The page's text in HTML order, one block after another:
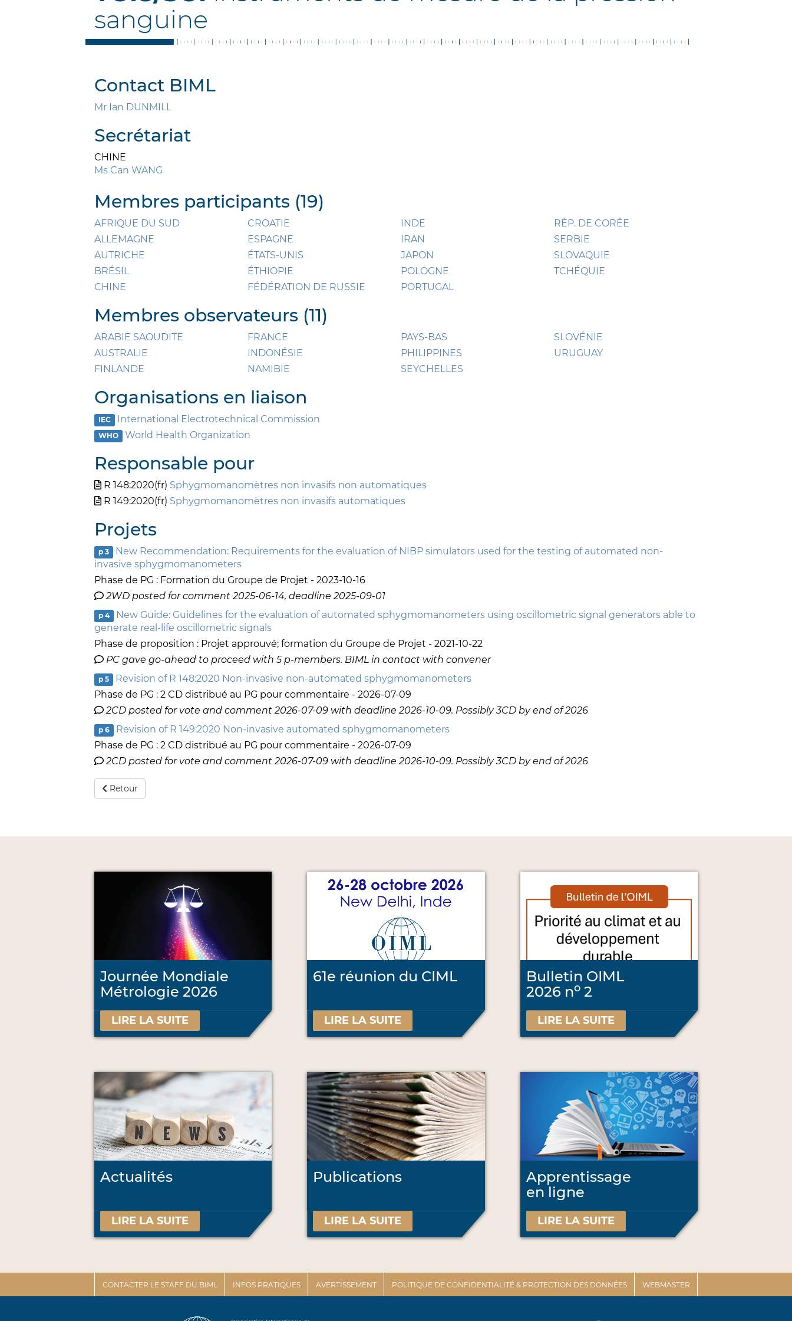
sanguine
Contact BIML
Mr Ian DUNMILL
Secrétariat
CHINE
Ms Can WANG
Membres participants (19)
AFRIQUE DU SUD
ALLEMAGNE
AUTRICHE
BRÉSIL
CHINE
CROATIE
ESPAGNE
ÉTATS-UNIS
ÉTHIOPIE
FÉDÉRATION DE RUSSIE
INDE
IRAN
JAPON
POLOGNE
PORTUGAL
RÉP. DE CORÉE
SERBIE
SLOVAQUIE
TCHÉQUIE
Membres observateurs (11)
ARABIE SAOUDITE
AUSTRALIE
FINLANDE
FRANCE
INDONÉSIE
NAMIBIE
PAYS-BAS
PHILIPPINES
SEYCHELLES
SLOVÉNIE
URUGUAY
Organisations en liaison
IEC International Electrotechnical Commission
WHO World Health Organization
Responsable pour
R 148:2020(fr) Sphygmomanomètres non invasifs non automatiques
R 149:2020(fr) Sphygmomanomètres non invasifs automatiques
Projets
p 3
New Recommendation: Requirements for the evaluation of NIBP simulators used for the testing of automated non-
invasive sphygmomanometers
Phase de PG : Formation du Groupe de Projet - 2023-10-16
2WD posted for comment 2025-06-14, deadline 2025-09-01
p 4
New Guide: Guidelines for the evaluation of automated sphygmomanometers using oscillometric signal generators able to
generate real-life oscillometric signals
Phase de proposition : Projet approuvé; formation du Groupe de Projet - 2021-10-22
PC gave go-ahead to proceed with 5 p-members. BIML in contact with convener
p 5
Revision of R 148:2020 Non-invasive non-automated sphygmomanometers
Phase de PG : 2 CD distribué au PG pour commentaire - 2026-07-09
2CD posted for vote and comment 2026-07-09 with deadline 2026-10-09. Possibly 3CD by end of 2026
p 6
Revision of R 149:2020 Non-invasive automated sphygmomanometers
Phase de PG : 2 CD distribué au PG pour commentaire - 2026-07-09
2CD posted for vote and comment 2026-07-09 with deadline 2026-10-09. Possibly 3CD by end of 2026
Retour
Journée Mondiale
Métrologie 2026
LIRE LA SUITE
61e réunion du CIML
LIRE LA SUITE
Bulletin OIML
2026 no2
LIRE LA SUITE
Actualités
LIRE LA SUITE
Publications
LIRE LA SUITE
Apprentissage
en ligne
LIRE LA SUITE
CONTACTER LE STAFF DU BIML INFOS PRATIQUES AVERTISSEMENT POLITIQUE DE CONFIDENTIALITÉ & PROTECTION DES DONNÉES WEBMASTER